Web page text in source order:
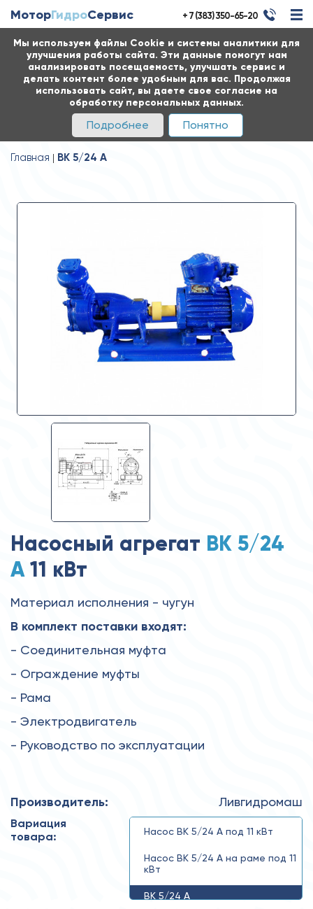
Мы используем файлы Cookie и системы аналитики для
улучшения работы сайта. Эти данные помогут нам
анализировать посещаемость, улучшать сервис и
делать контент более удобным для вас. Продолжая
использовать сайт, вы даете свое согласие на
обработку персональных данных.
Подробнее Понятно
МоторГидроСервис + 7 (383) 350-65-20
Главная ВК 5/24 А
Насосный агрегат ВК 5/24
А11 кВт
Материал исполнения - чугун
В комплект поставки входят:
- Соединительная муфта
- Ограждение муфты
- Рама
- Электродвигатель
- Руководство по эксплуатации
Производитель: Ливгидромаш
Вариация
товара:
Насос ВК 5/24 А под 11 кВт
Насос ВК 5/24 А на раме под 11
кВт
ВК 5/24 А